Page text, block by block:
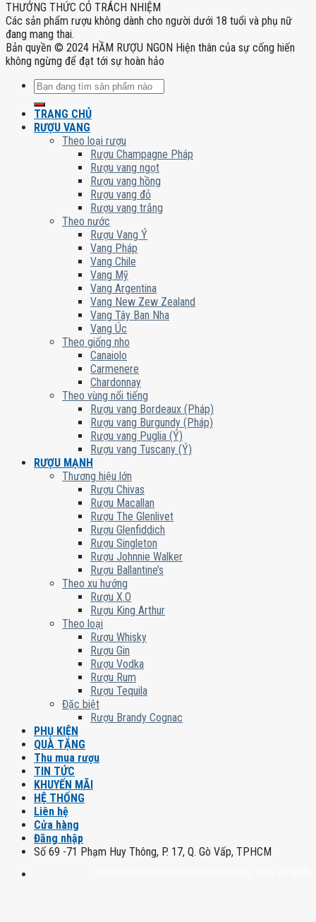
THƯỞNG THỨC CÓ TRÁCH NHIỆM
Các sản phẩm rượu không dành cho người dưới 18 tuổi và phụ nữ
đang mang thai.
Bản quyền © 2024 HẦM RƯỢU NGON Hiện thân của sự cống hiến
không ngừng để đạt tới sự hoàn hảo
Tìm
TRANG CHỦ
RƯỢU VANG
Theo loại rượu
Rượu Champagne Pháp
Rượu vang ngọt
Rượu vang hồng
Rượu vang đỏ
Rượu vang trắng
Theo nước
Rượu Vang Ý
Vang Pháp
Vang Chile
Vang Mỹ
Vang Argentina
Vang New Zew Zealand
Vang Tây Ban Nha
Vang Úc
Theo giống nho
Canaiolo
Carmenere
Chardonnay
Theo vùng nổi tiếng
Rượu vang Bordeaux (Pháp)
Rượu vang Burgundy (Pháp)
Rượu vang Puglia (Ý)
Rượu vang Tuscany (Ý)
RƯỢU MẠNH
Thương hiệu lớn
Rượu Chivas
Rượu Macallan
Rượu The Glenlivet
Rượu Glenfiddich
Rượu Singleton
Rượu Johnnie Walker
Rượu Ballantine’s
Theo xu hướng
Rượu X.O
Rượu King Arthur
Theo loại
Rượu Whisky
Rượu Gin
Rượu Vodka
Rượu Rum
Rượu Tequila
Đặc biệt
Rượu Brandy Cognac
PHỤ KIỆN
QUÀ TẶNG
Thu mua rượu
TIN TỨC
KHUYẾN MÃI
HỆ THỐNG
Liên hệ
Cửa hàng
Đăng nhập
Số 69 -71 Phạm Huy Thông, P. 17, Q. Gò Vấp, TPHCM